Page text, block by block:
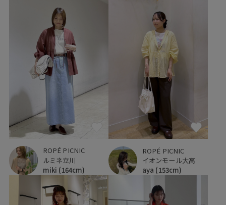
ROPÉ PICNIC
ルミネ立川
miki (164cm)
ROPÉ PICNIC
イオンモール大高
aya (153cm)